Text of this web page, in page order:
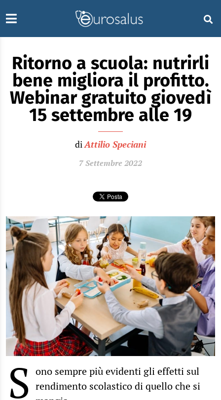
Ritorno a scuola: nutrirli
bene migliora il profitto.
Webinar gratuito giovedì
15 settembre alle 19
diAttilio Speciani
7 Settembre 2022
S ono sempre più evidenti gli effetti sul
rendimento scolastico di quello che si